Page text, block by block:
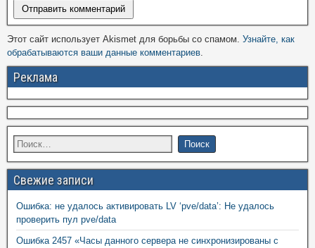
Этот сайт использует Akismet для борьбы со спамом. Узнайте, как
обрабатываются ваши данные комментариев.
Реклама
Свежие записи
Ошибка: не удалось активировать LV ‘pve/data’: Не удалось
проверить пул pve/data
Ошибка 2457 «Часы данного сервера не синхронизированы с